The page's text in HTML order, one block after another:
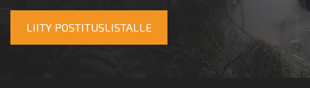
LIITY POSTITUSLISTALLE